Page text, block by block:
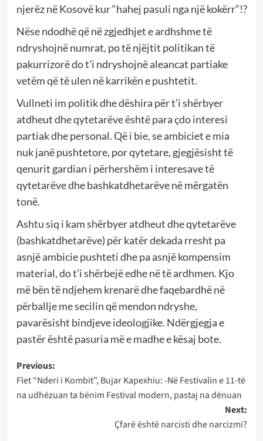
njerëz në Kosovë kur “hahej pasuli nga një kokërr”!?
Nëse ndodhë që në zgjedhjet e ardhshme të
ndryshojnë numrat, po të njëjtit politikan të
pakurrizorë do t’i ndryshojnë aleancat partiake
vetëm që të ulen në karrikën e pushtetit.
Vullneti im politik dhe dëshira për t’i shërbyer
atdheut dhe qytetarëve është para çdo interesi
partiak dhe personal. Që i bie, se ambiciet e mia
nuk janë pushtetore, por qytetare, gjegjësisht të
qenurit gardian i përhershëm i interesave të
qytetarëve dhe bashkatdhetarëve në mërgatën
tonë.
Ashtu siq i kam shërbyer atdheut dhe qytetarëve
(bashkatdhetarëve) për katër dekada rresht pa
asnjë ambicie pushteti dhe pa asnjë kompensim
material, do t’i shërbejë edhe në të ardhmen. Kjo
më bën të ndjehem krenarë dhe faqebardhë në
përballje me secilin që mendon ndryshe,
pavarësisht bindjeve ideologjike. Ndërgjegja e
pastër është pasuria më e madhe e kësaj bote.
Post
navigation
Previous:
Flet “Nderi i Kombit”, Bujar Kapexhiu: -Në Festivalin e 11-të
na udhëzuan ta bënim Festival modern, pastaj na dënuan
Next:
Çfarë është narcisti dhe narcizmi?